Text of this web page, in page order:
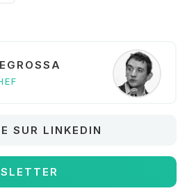
SUR LINKEDIN